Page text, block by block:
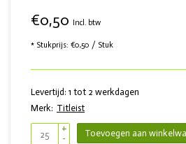
€0,50 Incl. btw
* Stukprijs: €0,50 / Stuk
Levertijd: 1 tot 2 werkdagen
Merk: Titleist
+
-
Toevoegen aan